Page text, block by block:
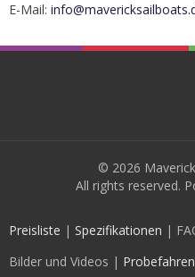
E-Mail:
© 2026
All rights reserved.
Preisliste | Spezifikationen |
Bilder und Videos | Probefahren